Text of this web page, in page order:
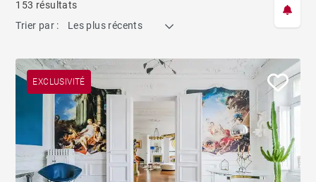
153 résultats
Trier par :
Les plus récents
EXCLUSIVITÉ